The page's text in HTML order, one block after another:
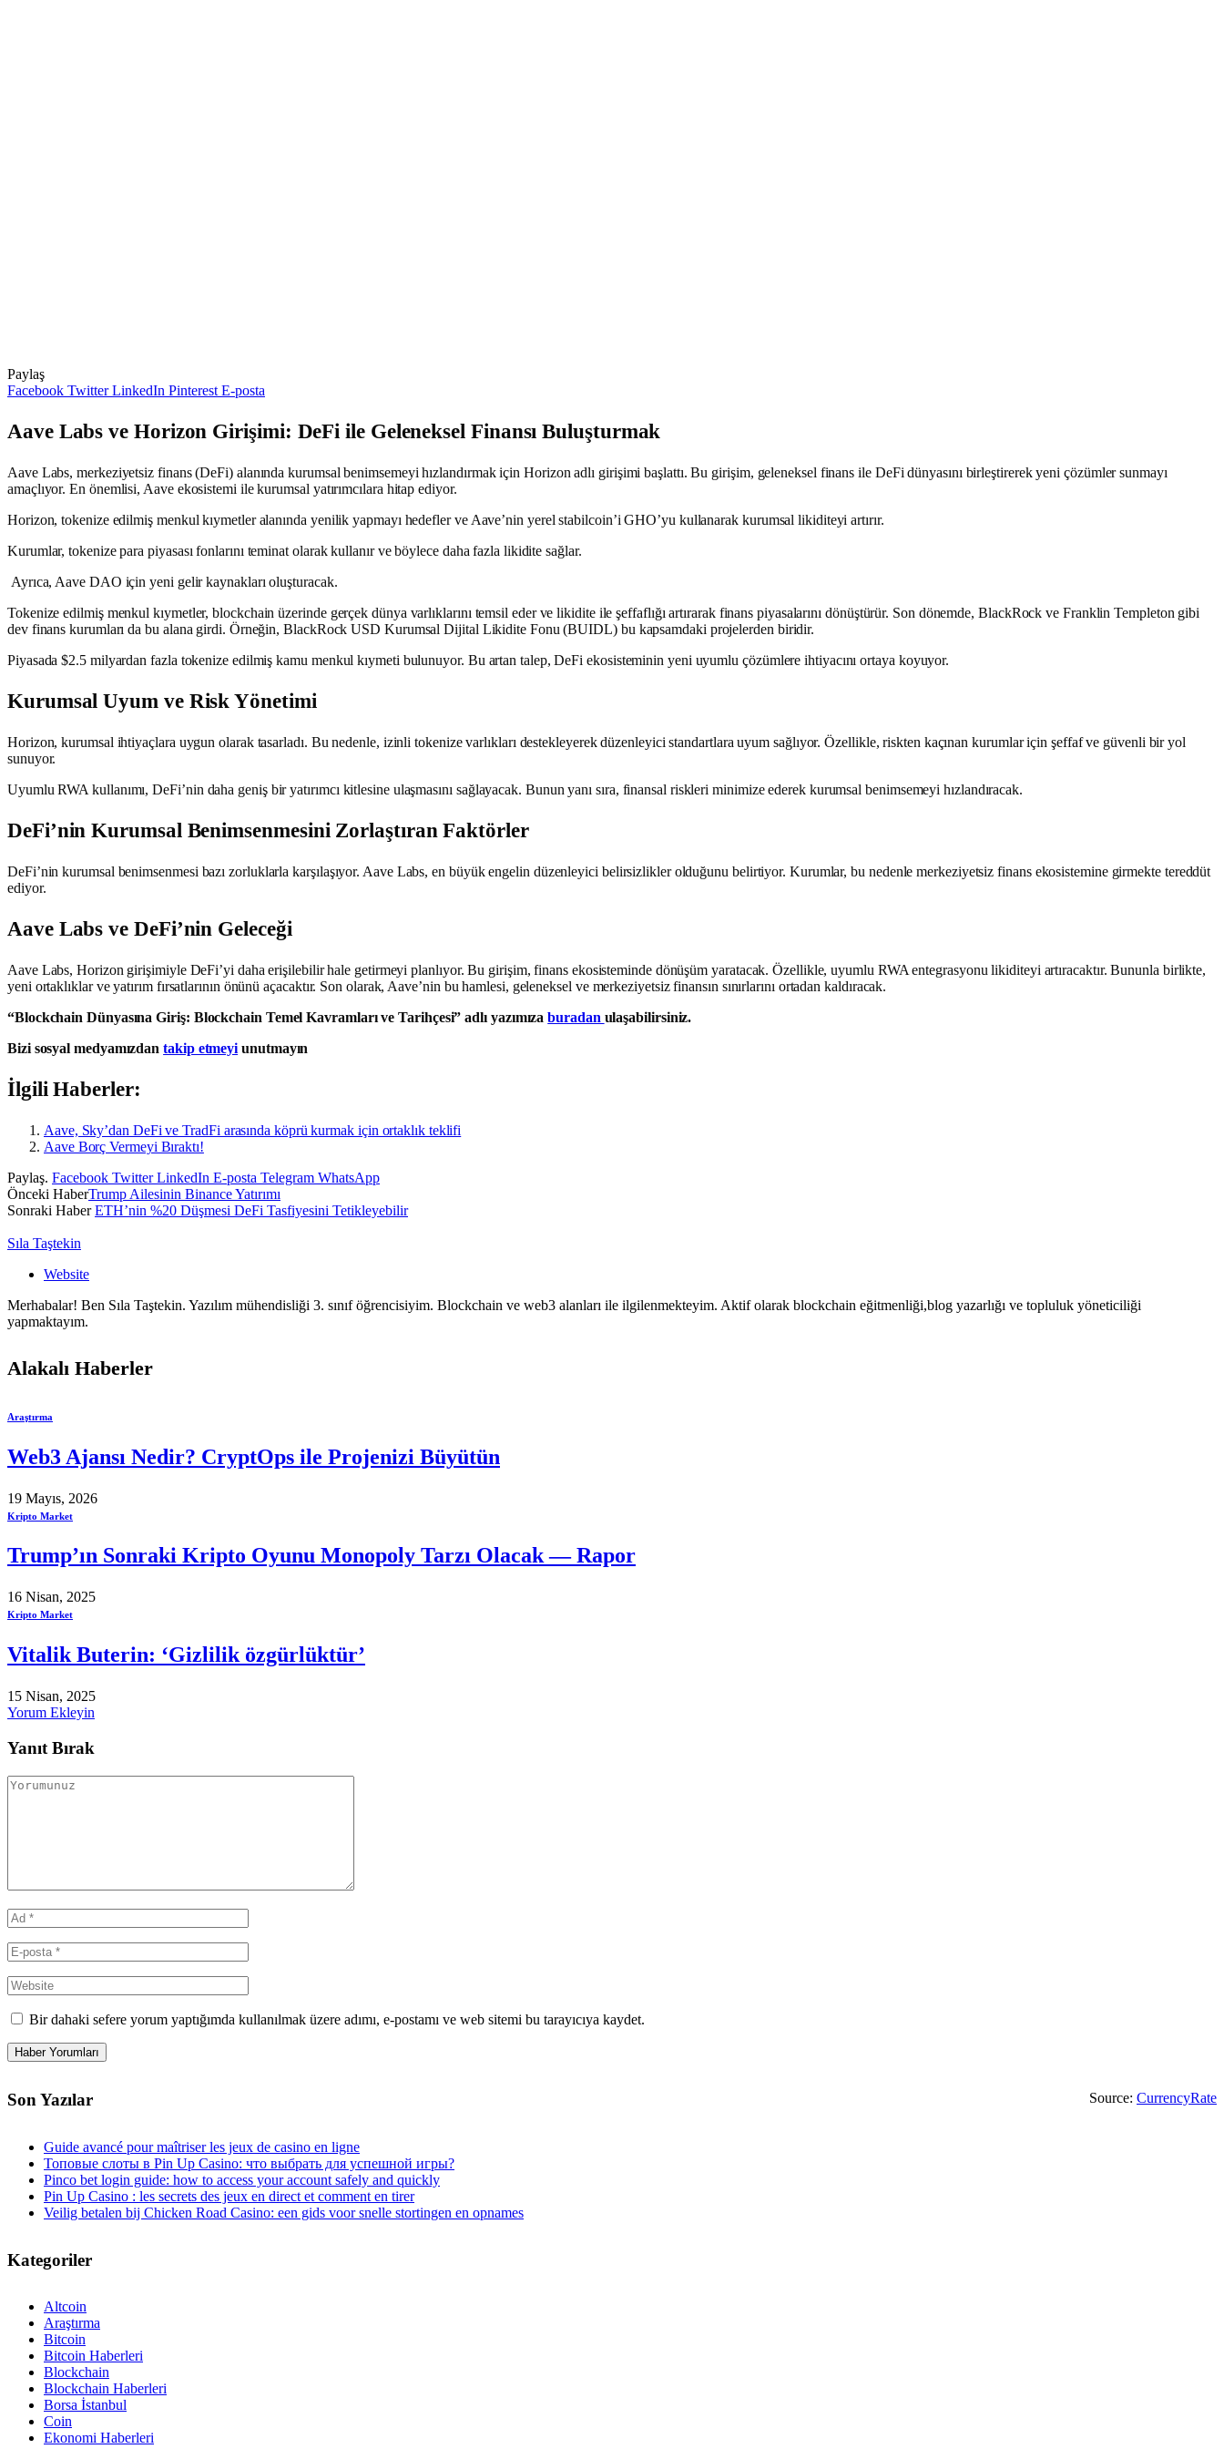
Paylaş
Facebook Twitter LinkedIn Pinterest E-posta
Aave Labs ve Horizon Girişimi: DeFi ile Geleneksel Finansı Buluşturmak
Aave Labs, merkeziyetsiz finans (DeFi) alanında kurumsal benimsemeyi hızlandırmak için Horizon adlı girişimi başlattı. Bu girişim, geleneksel finans ile DeFi dünyasını birleştirerek yeni çözümler sunmayı
amaçlıyor. En önemlisi, Aave ekosistemi ile kurumsal yatırımcılara hitap ediyor.
Horizon, tokenize edilmiş menkul kıymetler alanında yenilik yapmayı hedefler ve Aave’nin yerel stabilcoin’i GHO’yu kullanarak kurumsal likiditeyi artırır.
Kurumlar, tokenize para piyasası fonlarını teminat olarak kullanır ve böylece daha fazla likidite sağlar.
Ayrıca, Aave DAO için yeni gelir kaynakları oluşturacak.
Tokenize edilmiş menkul kıymetler, blockchain üzerinde gerçek dünya varlıklarını temsil eder ve likidite ile şeffaflığı artırarak finans piyasalarını dönüştürür. Son dönemde, BlackRock ve Franklin Templeton gibi
dev finans kurumları da bu alana girdi. Örneğin, BlackRock USD Kurumsal Dijital Likidite Fonu (BUIDL) bu kapsamdaki projelerden biridir.
Piyasada $2.5 milyardan fazla tokenize edilmiş kamu menkul kıymeti bulunuyor. Bu artan talep, DeFi ekosisteminin yeni uyumlu çözümlere ihtiyacını ortaya koyuyor.
Kurumsal Uyum ve Risk Yönetimi
Horizon, kurumsal ihtiyaçlara uygun olarak tasarladı. Bu nedenle, izinli tokenize varlıkları destekleyerek düzenleyici standartlara uyum sağlıyor. Özellikle, riskten kaçınan kurumlar için şeffaf ve güvenli bir yol
sunuyor.
Uyumlu RWA kullanımı, DeFi’nin daha geniş bir yatırımcı kitlesine ulaşmasını sağlayacak. Bunun yanı sıra, finansal riskleri minimize ederek kurumsal benimsemeyi hızlandıracak.
DeFi’nin Kurumsal Benimsenmesini Zorlaştıran Faktörler
DeFi’nin kurumsal benimsenmesi bazı zorluklarla karşılaşıyor. Aave Labs, en büyük engelin düzenleyici belirsizlikler olduğunu belirtiyor. Kurumlar, bu nedenle merkeziyetsiz finans ekosistemine girmekte tereddüt
ediyor.
Aave Labs ve DeFi’nin Geleceği
Aave Labs, Horizon girişimiyle DeFi’yi daha erişilebilir hale getirmeyi planlıyor. Bu girişim, finans ekosisteminde dönüşüm yaratacak. Özellikle, uyumlu RWA entegrasyonu likiditeyi artıracaktır. Bununla birlikte,
yeni ortaklıklar ve yatırım fırsatlarının önünü açacaktır. Son olarak, Aave’nin bu hamlesi, geleneksel ve merkeziyetsiz finansın sınırlarını ortadan kaldıracak.
“Blockchain Dünyasına Giriş: Blockchain Temel Kavramları ve Tarihçesi” adlı yazımızaburadan ulaşabilirsiniz.
Bizi sosyal medyamızdantakip etmeyi unutmayın
İlgili Haberler:
Aave, Sky’dan DeFi ve TradFi arasında köprü kurmak için ortaklık teklifi
Aave Borç Vermeyi Bıraktı!
Paylaş. Facebook Twitter LinkedIn E-posta Telegram WhatsApp
Önceki HaberTrump Ailesinin Binance Yatırımı
Sonraki HaberETH’nin %20 Düşmesi DeFi Tasfiyesini Tetikleyebilir
Sıla Taştekin
Website
Merhabalar! Ben Sıla Taştekin. Yazılım mühendisliği 3. sınıf öğrencisiyim. Blockchain ve web3 alanları ile ilgilenmekteyim. Aktif olarak blockchain eğitmenliği,blog yazarlığı ve topluluk yöneticiliği
yapmaktayım.
Alakalı Haberler
Araştırma
Web3 Ajansı Nedir? CryptOps ile Projenizi Büyütün
19 Mayıs, 2026
Kripto Market
Trump’ın Sonraki Kripto Oyunu Monopoly Tarzı Olacak — Rapor
16 Nisan, 2025
Kripto Market
Vitalik Buterin: ‘Gizlilik özgürlüktür’
15 Nisan, 2025
Yorum Ekleyin
Yanıt Bırak
Bir dahaki sefere yorum yaptığımda kullanılmak üzere adımı, e-postamı ve web sitemi bu tarayıcıya kaydet.
Source: CurrencyRate
Son Yazılar
Guide avancé pour maîtriser les jeux de casino en ligne
Топовые слоты в Pin Up Casino: что выбрать для успешной игры?
Pinco bet login guide: how to access your account safely and quickly
Pin Up Casino : les secrets des jeux en direct et comment en tirer
Veilig betalen bij Chicken Road Сasino: een gids voor snelle stortingen en opnames
Kategoriler
Altcoin
Araştırma
Bitcoin
Bitcoin Haberleri
Blockchain
Blockchain Haberleri
Borsa İstanbul
Coin
Ekonomi Haberleri